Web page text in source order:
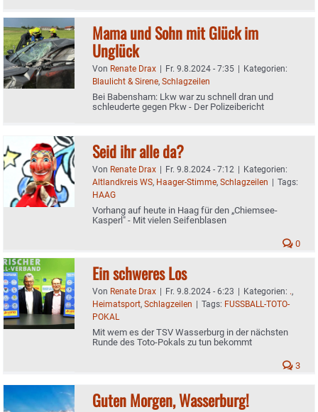
Mama und Sohn mit Glück im
Unglück
Von Renate Drax | Fr. 9.8.2024 - 7:35 | Kategorien:
Blaulicht & Sirene, Schlagzeilen
Bei Babensham: Lkw war zu schnell dran und
schleuderte gegen Pkw - Der Polizeibericht
Seid ihr alle da?
Von Renate Drax | Fr. 9.8.2024 - 7:12 | Kategorien:
Altlandkreis WS, Haager-Stimme, Schlagzeilen | Tags:
HAAG
Vorhang auf heute in Haag für den „Chiemsee-
Kasperl" - Mit vielen Seifenblasen
0
Ein schweres Los
Von Renate Drax | Fr. 9.8.2024 - 6:23 | Kategorien: .,
Heimatsport, Schlagzeilen | Tags: FUSSBALL-TOTO-
POKAL
Mit wem es der TSV Wasserburg in der nächsten
Runde des Toto-Pokals zu tun bekommt
3
Guten Morgen, Wasserburg!